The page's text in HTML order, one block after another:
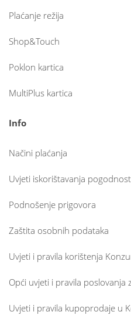
Plaćanje režija
Shop&Touch
Poklon kartica
MultiPlus kartica
Info
Načini plaćanja
Uvjeti iskorištavanja
Podnošenje prigovora
Zaštita osobnih podataka
Uvjeti i pravila korištenja
Opći uvjeti i pravila
Uvjeti i pravila kupoprodaje u